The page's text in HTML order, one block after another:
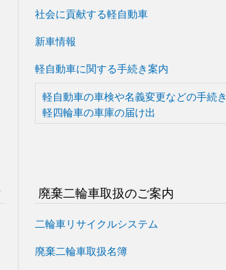
社会に貢献する軽自動車
新車情報
軽自動車に関する手続き案内
軽自動車の車検や名義変更などの手続き
軽四輪車の車庫の届け出
廃棄二輪車取扱のご案内
二輪車リサイクルシステム
廃棄二輪車取扱名簿